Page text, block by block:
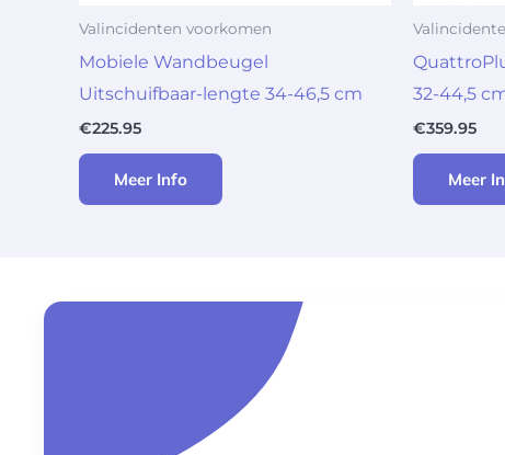
Valincidenten voorkomen
Mobiele Wandbeugel
Uitschuifbaar-lengte 34-46,5 cm
€225.95
Meer Info
32-44,5
€359.95
Meer